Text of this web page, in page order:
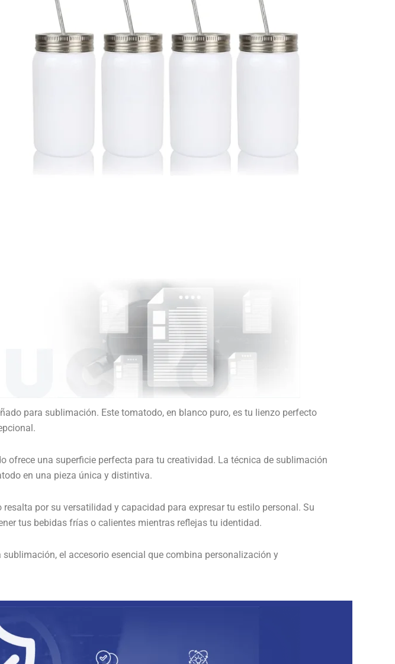
para sublimación. Este tomatodo, en blanco puro, es tu lienzo perfecto
una superficie perfecta para tu creatividad. La técnica de sublimación
en una pieza única y distintiva.
por su versatilidad y capacidad para expresar tu estilo personal. Su
tus bebidas frías o calientes mientras reflejas tu identidad.
el accesorio esencial que combina personalización y